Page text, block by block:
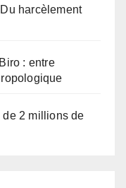
harcèlement
: entre
2 millions de